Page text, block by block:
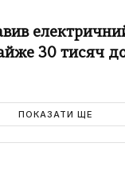
30 тисяч
ПОКАЗАТИ ЩЕ